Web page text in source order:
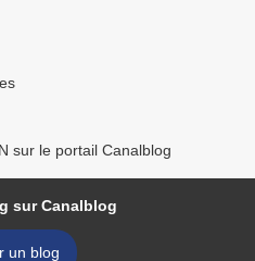
sur le portail Canalblog
sur Canalblog
un blog